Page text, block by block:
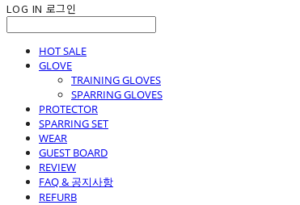
LOG IN 로그인
HOT SALE
GLOVE
TRAINING GLOVES
SPARRING GLOVES
PROTECTOR
SPARRING SET
WEAR
GUEST BOARD
REVIEW
FAQ & 공지사항
REFURB